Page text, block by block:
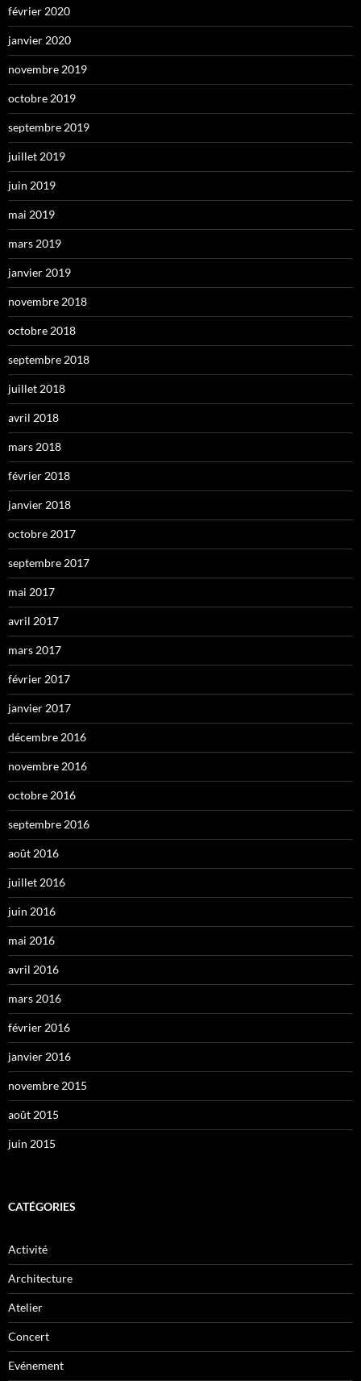
février 2020
janvier 2020
novembre 2019
octobre 2019
septembre 2019
juillet 2019
juin 2019
mai 2019
mars 2019
janvier 2019
novembre 2018
octobre 2018
septembre 2018
juillet 2018
avril 2018
mars 2018
février 2018
janvier 2018
octobre 2017
septembre 2017
mai 2017
avril 2017
mars 2017
février 2017
janvier 2017
décembre 2016
novembre 2016
octobre 2016
septembre 2016
août 2016
juillet 2016
juin 2016
mai 2016
avril 2016
mars 2016
février 2016
janvier 2016
novembre 2015
août 2015
juin 2015
CATÉGORIES
Activité
Architecture
Atelier
Concert
Evénement